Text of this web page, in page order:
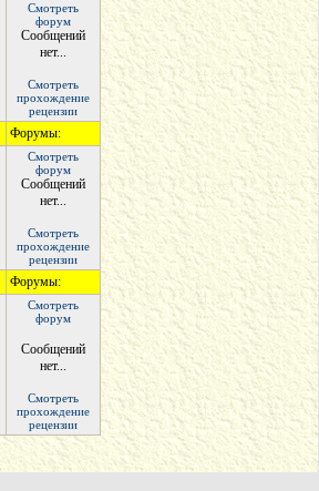
Смотреть
форум
Сообщений
нет...
Смотреть
прохождение
рецензии
Форумы:
Смотреть
форум
Сообщений
нет...
Смотреть
прохождение
рецензии
Форумы:
Смотреть
форум
Сообщений
нет...
Смотреть
прохождение
рецензии